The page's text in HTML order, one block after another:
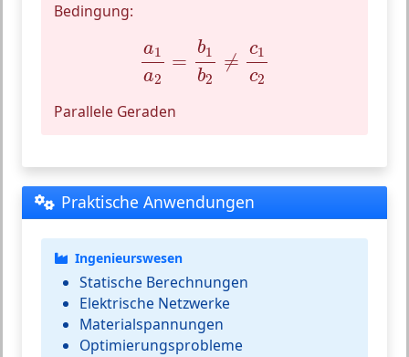
Bedingung:
a1
a2
=
b1
b2
≠
c1
c2
a1 b c
Parallele Geraden
Praktische Anwendungen
Ingenieurswesen
Statische Berechnungen
Elektrische Netzwerke
Materialspannungen
Optimierungsprobleme